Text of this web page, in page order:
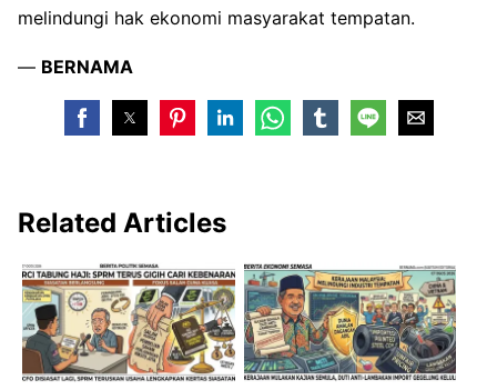
melindungi hak ekonomi masyarakat tempatan.
— BERNAMA
Related Articles